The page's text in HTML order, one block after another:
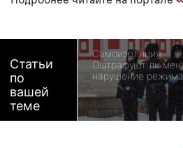
Статьи
по
вашей
теме
Самоизоляция.
Оштрафуют ли
нарушение режима